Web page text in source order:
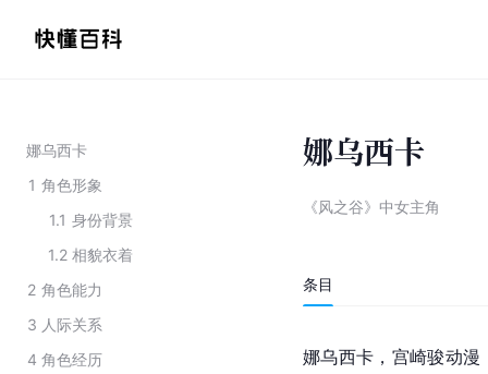
娜乌西卡
1 角色形象
1.1 身份背景
1.2 相貌衣着
2 角色能力
3 人际关系
4 角色经历
娜乌西卡
《风之谷》中女主角
条目
娜乌西卡，宫崎骏动